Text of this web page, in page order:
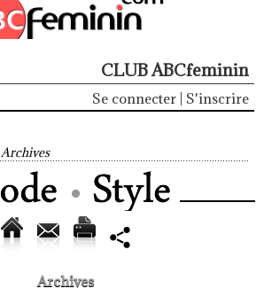
CLUB ABCfeminin
Se connecter S'inscrire
Archives
Archives